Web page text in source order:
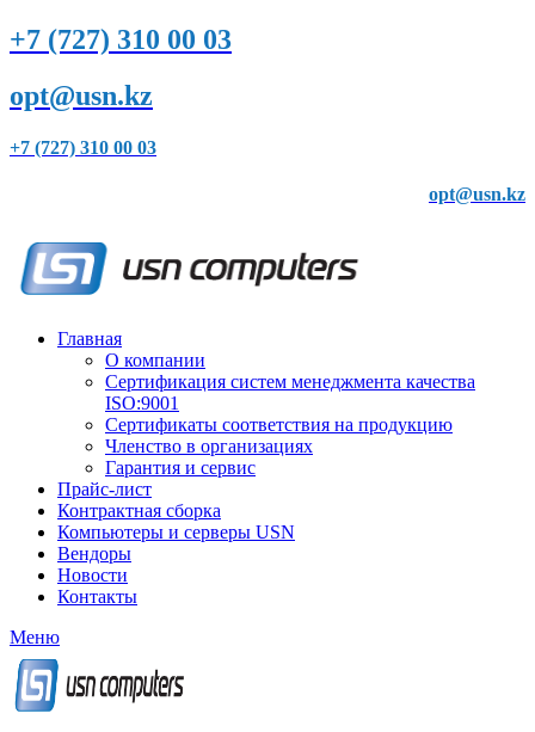
+7 (727) 310 00 03
opt@usn.kz
+7 (727) 310 00 03
opt@usn.kz
Главная
О компании
Сертификация систем менеджмента качества
ISO:9001
Сертификаты соответствия на продукцию
Членство в организациях
Гарантия и сервис
Прайс-лист
Контрактная сборка
Компьютеры и серверы USN
Вендоры
Новости
Контакты
Меню